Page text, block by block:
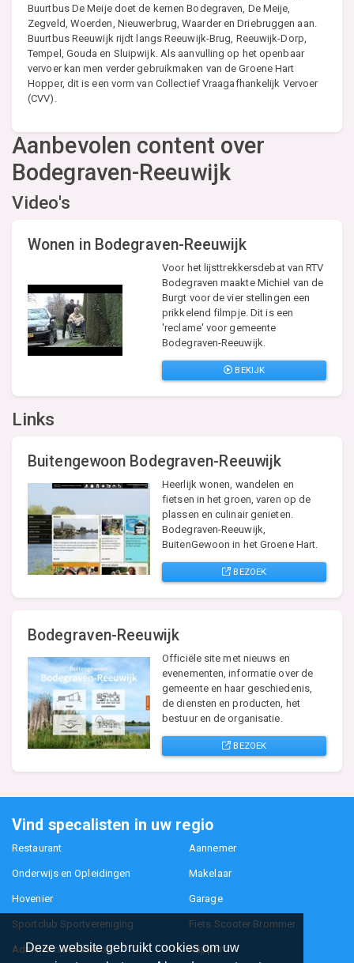
Deze website gebruikt cookies om uw
Buurtbus De Meije doet de kernen Bodegraven, De Meije,
Zegveld, Woerden, Nieuwerbrug, Waarder en Driebruggen aan.
Buurtbus Reeuwijk rijdt langs Reeuwijk-Brug, Reeuwijk-Dorp,
Tempel, Gouda en Sluipwijk. Als aanvulling op het openbaar
vervoer kan men verder gebruikmaken van de Groene Hart
Hopper, dit is een vorm van Collectief Vraagafhankelijk Vervoer
(CVV).
Aanbevolen content over
Bodegraven-Reeuwijk
Video's
Wonen in Bodegraven-Reeuwijk
Voor het lijsttrekkersdebat van RTV
Bodegraven maakte Michiel van de
Burgt voor de vier stellingen een
prikkelend filmpje. Dit is een
'reclame' voor gemeente
Bodegraven-Reeuwijk.
BEKIJK
Links
Buitengewoon Bodegraven-Reeuwijk
Heerlijk wonen, wandelen en
fietsen in het groen, varen op de
plassen en culinair genieten.
Bodegraven-Reeuwijk,
BuitenGewoon in het Groene Hart.
BEZOEK
Bodegraven-Reeuwijk
Officiële site met nieuws en
evenementen, informatie over de
gemeente en haar geschiedenis,
de diensten en producten, het
bestuur en de organisatie.
BEZOEK
Vind specalisten in uw regio
Restaurant Aannemer
Onderwijs en Opleidingen Makelaar
Hovenier Garage
Sportclub Sportvereniging Fiets Scooter Brommer
Administratiekantoor Kapper